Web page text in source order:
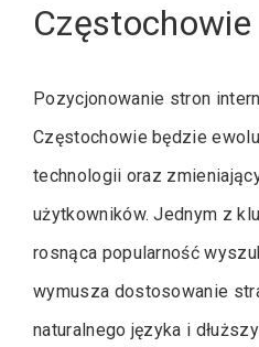
Częstochowie
Pozycjonowanie stron
Częstochowie będzie
technologii oraz
użytkowników. Jednym z
rosnąca popularność
wymusza dostosowanie
naturalnego języka i